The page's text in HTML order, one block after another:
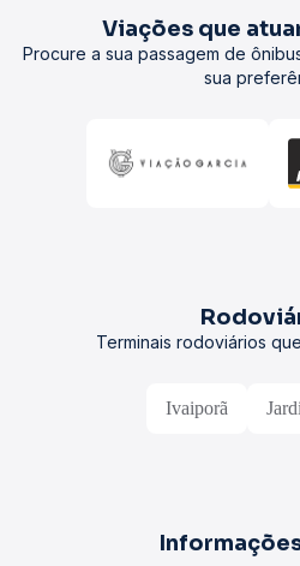
Viações que
Procure a sua passagem de
sua
Terminais rodoviários
Ivaiporã